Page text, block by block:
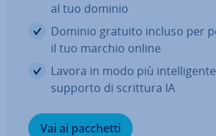
al tuo dominio
Dominio gratuito incluso per
il tuo marchio online
Lavora in modo più
supporto di scrittura IA
Vai ai pacchetti